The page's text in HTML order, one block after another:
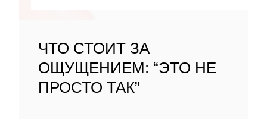
ЧТО СТОИТ ЗА
ОЩУЩЕНИЕМ: “ЭТО НЕ
ПРОСТО ТАК”